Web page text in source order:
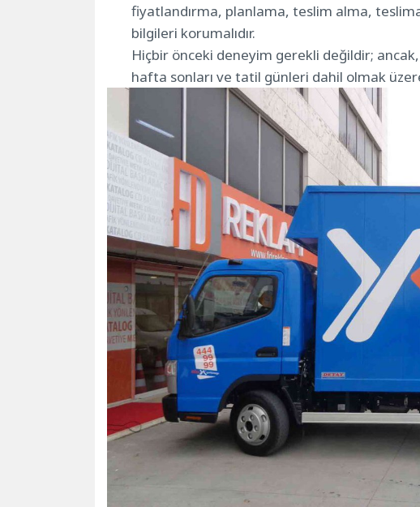
fiyatlandırma, planlama, teslim alma,
bilgileri korumalıdır.
Hiçbir önceki deneyim gerekli değildir;
hafta sonları ve tatil günleri dahil olmak